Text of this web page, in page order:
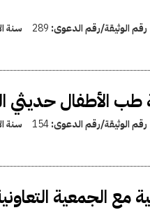
رقم الوثيقة/رقم الدعوى: 289 سنة
الأطفال حديثي
رقم الوثيقة/رقم الدعوى:154 سنة
مع الجمعية